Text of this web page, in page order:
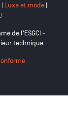
| Luxe et mode|
de l'ESGCI -
technique